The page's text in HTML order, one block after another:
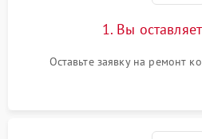
1. Вы
Оставьте заявку на ремонт